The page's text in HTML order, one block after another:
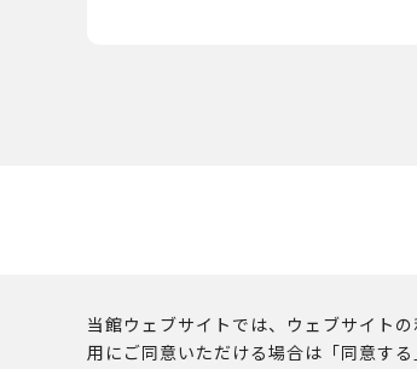
こ
当館ウェブサイトでは、ウェブサイト
用にご同意いただける場合は「同意す